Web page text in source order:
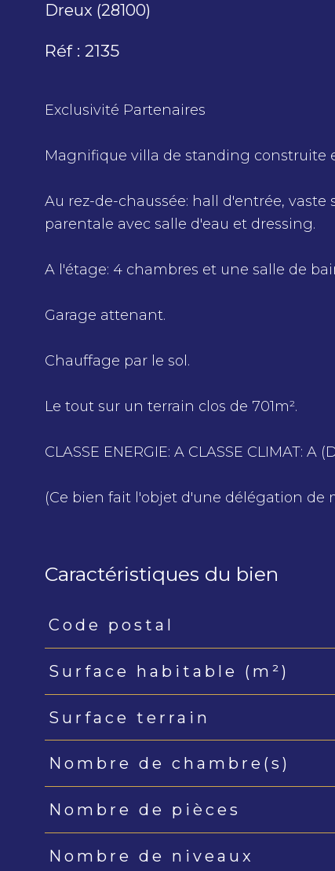
Dreux (28100)
Réf : 2135
Exclusivité Partenaires
Magnifique villa de standing construite
Au rez-de-chaussée: hall d'entrée,
parentale avec salle d'eau et dressing.
A l'étage: 4 chambres et une salle de
Garage attenant.
Chauffage par le sol.
Le tout sur un terrain clos de 701m².
CLASSE ENERGIE: A CLASSE CLIMAT: A
(Ce bien fait l'objet d'une délégation de
Caractéristiques du bien
Caractéristiques
Code postal
Surface habitable (m²)
Surface terrain
Nombre de chambre(s)
Nombre de pièces
Nombre de niveaux